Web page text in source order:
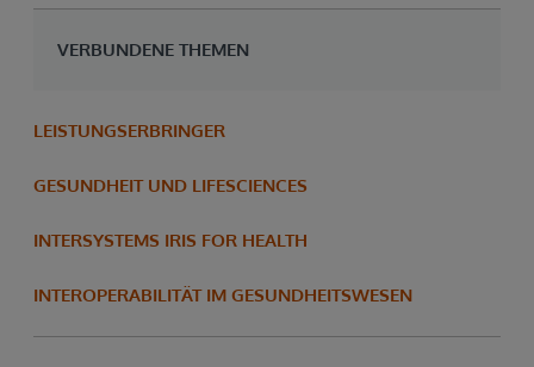
VERBUNDENE THEMEN
LEISTUNGSERBRINGER
GESUNDHEIT UND LIFESCIENCES
INTERSYSTEMS IRIS FOR HEALTH
INTEROPERABILITÄT IM GESUNDHEITSWESEN